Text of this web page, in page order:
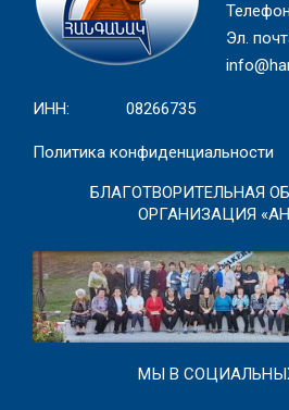
Эл.
ИНН: 08266735
Политика конфиденциальности
БЛАГОТВОРИТЕЛЬНАЯ
ОРГАНИЗАЦИЯ
МЫ В